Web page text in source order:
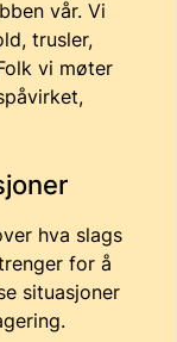
vår. Vi
trusler,
vi møter
hva slags
for å
situasjoner